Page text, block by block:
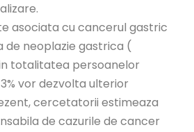
asociata cu cancerul gastric
de neoplazie gastrica (
totalitatea persoanelor
vor dezvolta ulterior
cercetatorii estimeaza
de cazurile de cancer